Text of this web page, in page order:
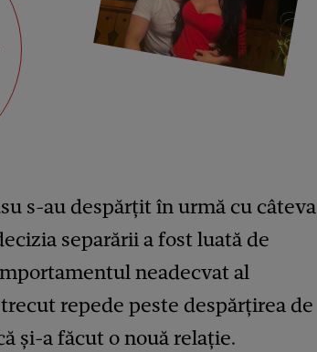
s-au despărțit în urmă cu câteva
separării a fost luată de
neadecvat al
repede peste despărțirea de
și-a făcut o nouă relație.